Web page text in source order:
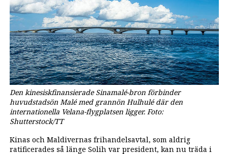
Den kinesiskfinansierade Sinamalé-bron förbinder
huvudstadsön Malé med grannön Hulhulé där den
internationella Velana-flygplatsen ligger. Foto:
Shutterstock/TT
Kinas och Maldivernas frihandelsavtal, som aldrig
ratificerades så länge Solih var president, kan nu träda i